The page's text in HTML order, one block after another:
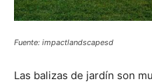
Fuente: impactlandscapesd
Las balizas de jardín son